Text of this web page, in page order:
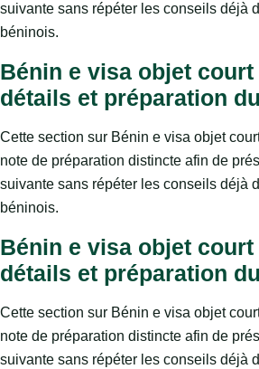
suivante sans répéter les conseils déjà
béninois.
Bénin e visa objet court
détails et préparation
Cette section sur Bénin e visa objet
note de préparation distincte afin de
suivante sans répéter les conseils déjà
béninois.
Bénin e visa objet court
détails et préparation
Cette section sur Bénin e visa objet
note de préparation distincte afin de
suivante sans répéter les conseils déjà